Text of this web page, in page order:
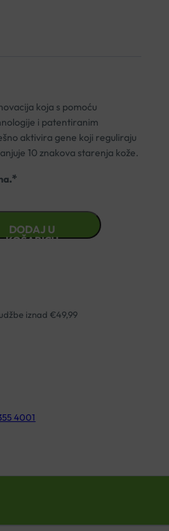
koja s pomoću
i patentiranim
aktivira gene koji reguliraju
10 znakova starenja kože.
.*
DODAJ U
KOŠARICU
iznad €49,99
4001